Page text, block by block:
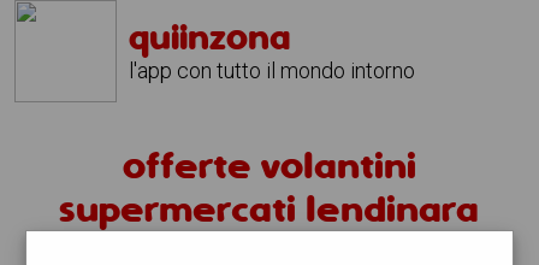
quiinzona
l'app con tutto il mondo intorno
offerte volantini
supermercati lendinara